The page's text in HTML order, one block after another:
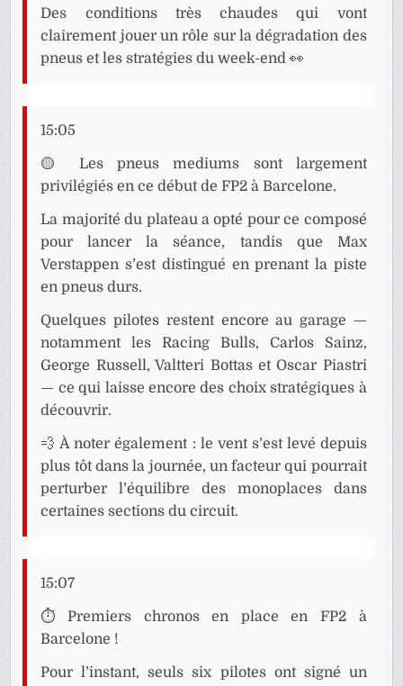
Des conditions très chaudes qui vont
clairement jouer un rôle sur la dégradation des
pneus et les stratégies du week-end 👀
15:05
🟡 Les pneus mediums sont largement
privilégiés en ce début de FP2 à Barcelone.
La majorité du plateau a opté pour ce composé
pour lancer la séance, tandis que Max
Verstappen s’est distingué en prenant la piste
en pneus durs.
Quelques pilotes restent encore au garage —
notamment les Racing Bulls, Carlos Sainz,
George Russell, Valtteri Bottas et Oscar Piastri
— ce qui laisse encore des choix stratégiques à
découvrir.
💨 À noter également : le vent s’est levé depuis
plus tôt dans la journée, un facteur qui pourrait
perturber l’équilibre des monoplaces dans
certaines sections du circuit.
15:07
⏱️ Premiers chronos en place en FP2 à
Barcelone !
Pour l’instant, seuls six pilotes ont signé un